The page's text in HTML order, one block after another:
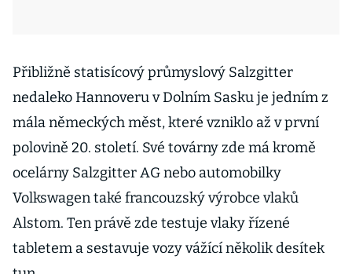
Přibližně statisícový průmyslový Salzgitter
nedaleko Hannoveru v Dolním Sasku je jedním z
mála německých měst, které vzniklo až v první
polovině 20. století. Své továrny zde má kromě
ocelárny Salzgitter AG nebo automobilky
Volkswagen také francouzský výrobce vlaků
Alstom. Ten právě zde testuje vlaky řízené
tabletem a sestavuje vozy vážící několik desítek